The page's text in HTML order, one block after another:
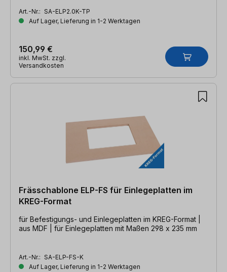
Art.-Nr.: SA-ELP2.0K-TP
Auf Lager, Lieferung in 1-2 Werktagen
150,99 €
inkl. MwSt. zzgl.
Versandkosten
Frässchablone ELP-FS für Einlegeplatten im
KREG-Format
für Befestigungs- und Einlegeplatten im KREG-Format |
aus MDF | für Einlegeplatten mit Maßen 298 x 235 mm
Art.-Nr.: SA-ELP-FS-K
Auf Lager, Lieferung in 1-2 Werktagen